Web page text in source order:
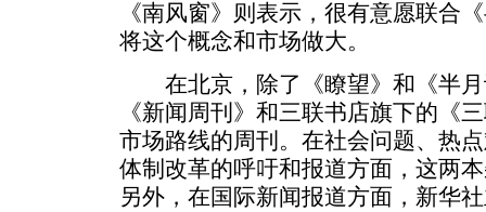
《南风窗》则表示，很有意愿联合
将这个概念和市场做大。
在北京，除了《瞭望》和《半月
《新闻周刊》和三联书店旗下的《
市场路线的周刊。在社会问题、热
体制改革的呼吁和报道方面，这两
另外，在国际新闻报道方面，新华